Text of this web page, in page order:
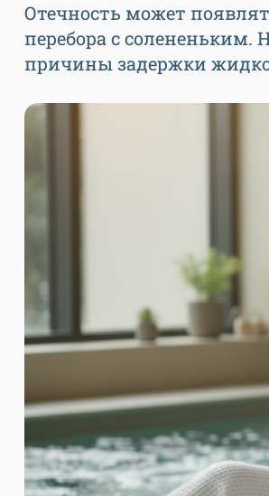
Отечность может
перебора с солененьким.
причины задержки